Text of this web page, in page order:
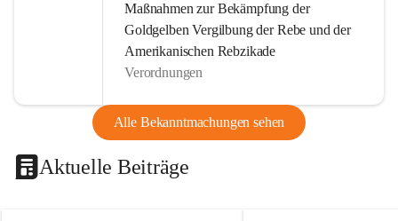
Maßnahmen zur Bekämpfung der
Goldgelben Vergilbung der Rebe und der
Amerikanischen Rebzikade
Verordnungen
Alle Bekanntmachungen sehen
Aktuelle Beiträge